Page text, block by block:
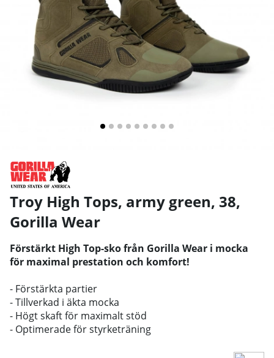
Troy High Tops, army green, 38,
Gorilla Wear
Förstärkt High Top-sko från Gorilla Wear i mocka
för maximal prestation och komfort!
- Förstärkta partier
- Tillverkad i äkta mocka
- Högt skaft för maximalt stöd
- Optimerade för styrketräning